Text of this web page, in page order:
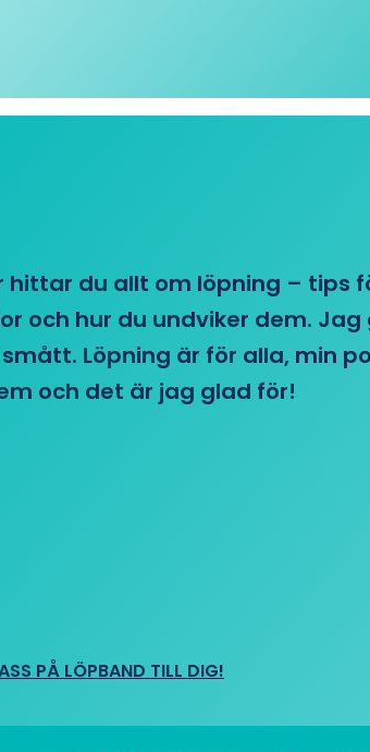
hittar du allt om löpning – tips
och hur du undviker dem.
Löpning är för alla, min
och det är jag glad för!
PÅ LÖPBAND TILL DIG!